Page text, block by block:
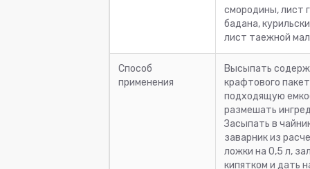
смородины, лист
бадана,
лист таежной
Способ
применения
Высыпать
крафтового
подходящую
размешать
Засыпать в
заварник из
ложки на 0,5 л,
кипятком и дать